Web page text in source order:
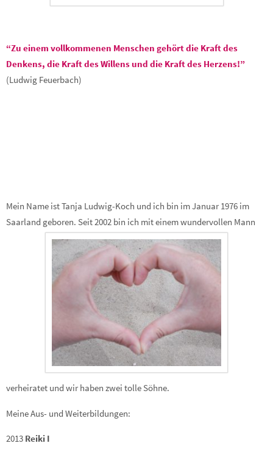
“Zu einem vollkommenen Menschen gehört die Kraft des
Denkens, die Kraft des Willens und die Kraft des Herzens!”
(Ludwig Feuerbach)
Mein Name ist Tanja Ludwig-Koch und ich bin im Januar 1976 im
Saarland geboren. Seit 2002 bin ich mit einem wundervollen Mann
verheiratet und wir haben zwei tolle Söhne.
Meine Aus- und Weiterbildungen:
2013 Reiki I